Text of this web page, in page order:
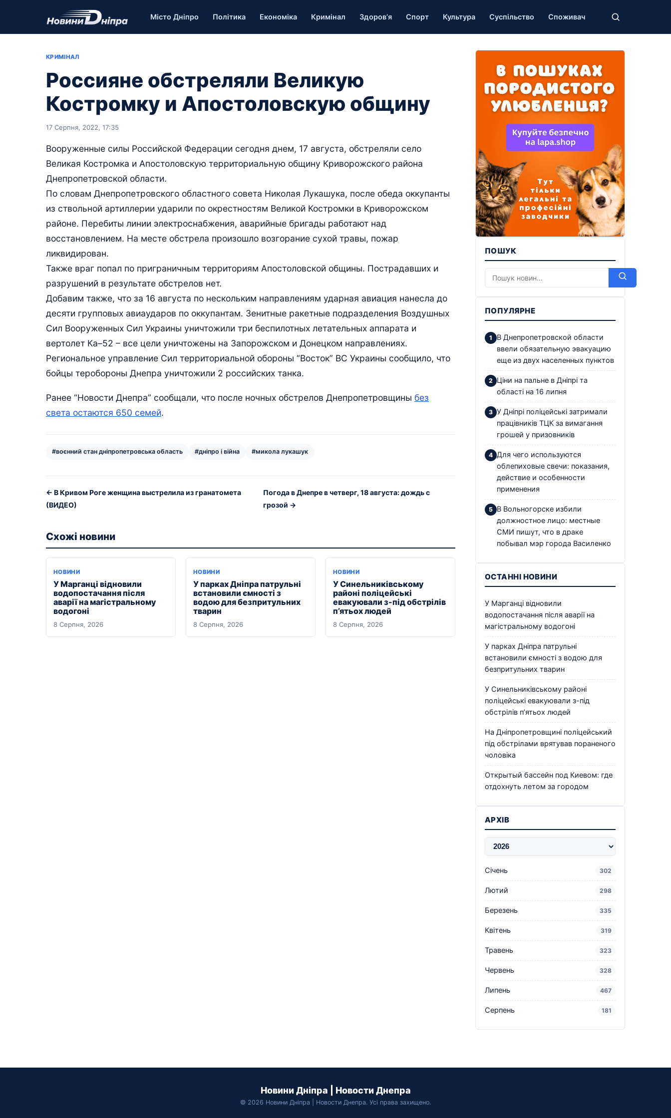
Місто Дніпро Політика Економіка Кримінал Здоров’я Спорт Культура Суспільство Споживач
КРИМІНАЛ
Россияне обстреляли Великую
Костромку и Апостоловскую общину
17 Серпня, 2022, 17:35
Вооруженные силы Российской Федерации сегодня днем, 17 августа, обстреляли село
Великая Костромка и Апостоловскую территориальную общину Криворожского района
Днепропетровской области.
По словам Днепропетровского областного совета Николая Лукашука, после обеда оккупанты
из ствольной артиллерии ударили по окрестностям Великой Костромки в Криворожском
районе. Перебиты линии электроснабжения, аварийные бригады работают над
восстановлением. На месте обстрела произошло возгорание сухой травы, пожар
ликвидирован.
Также враг попал по приграничным территориям Апостоловской общины. Пострадавших и
разрушений в результате обстрелов нет.
Добавим также, что за 16 августа по нескольким направлениям ударная авиация нанесла до
десяти групповых авиаударов по оккупантам. Зенитные ракетные подразделения Воздушных
Сил Вооруженных Сил Украины уничтожили три беспилотных летательных аппарата и
вертолет Ка–52 – все цели уничтожены на Запорожском и Донецком направлениях.
Региональное управление Сил территориальной обороны “Восток” ВС Украины сообщило, что
бойцы теробороны Днепра уничтожили 2 российских танка.
Ранее “Новости Днепра” сообщали, что после ночных обстрелов Днепропетровщины без
света остаются 650 семей.
#воєнний стан дніпропетровська область #дніпро і війна #микола лукашук
← В Кривом Роге женщина выстрелила из гранатомета
(ВИДЕО)
Погода в Днепре в четверг, 18 августа: дождь с
грозой →
Схожі новини
НОВИНИ
У Марганці відновили
водопостачання після
аварії на магістральному
водогоні
8 Серпня, 2026
НОВИНИ
У парках Дніпра патрульні
встановили ємності з
водою для безпритульних
тварин
8 Серпня, 2026
НОВИНИ
У Синельниківському
районі поліцейські
евакуювали з-під обстрілів
п’ятьох людей
8 Серпня, 2026
ПОШУК
ПОПУЛЯРНЕ
В Днепропетровской области
ввели обязательную эвакуацию
еще из двух населенных пунктов
Ціни на пальне в Дніпрі та
області на 16 липня
У Дніпрі поліцейські затримали
працівників ТЦК за вимагання
грошей у призовників
Для чего используются
облепиховые свечи: показания,
действие и особенности
применения
В Вольногорске избили
должностное лицо: местные
СМИ пишут, что в драке
побывал мэр города Василенко
ОСТАННІ НОВИНИ
У Марганці відновили
водопостачання після аварії на
магістральному водогоні
У парках Дніпра патрульні
встановили ємності з водою для
безпритульних тварин
У Синельниківському районі
поліцейські евакуювали з-під
обстрілів п’ятьох людей
На Дніпропетровщині поліцейський
під обстрілами врятував пораненого
чоловіка
Открытый бассейн под Киевом: где
отдохнуть летом за городом
АРХІВ
Січень 302
Лютий 298
Березень 335
Квітень 319
Травень 323
Червень 328
Липень 467
Серпень 181
Новини Дніпра | Новости Днепра
© 2026 Новини Дніпра | Новости Днепра. Усі права захищено.